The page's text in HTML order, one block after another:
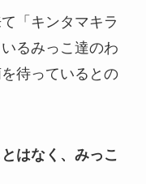
「キンタマキラ
るみっこ達のわ
待っているとの
はなく、みっこ